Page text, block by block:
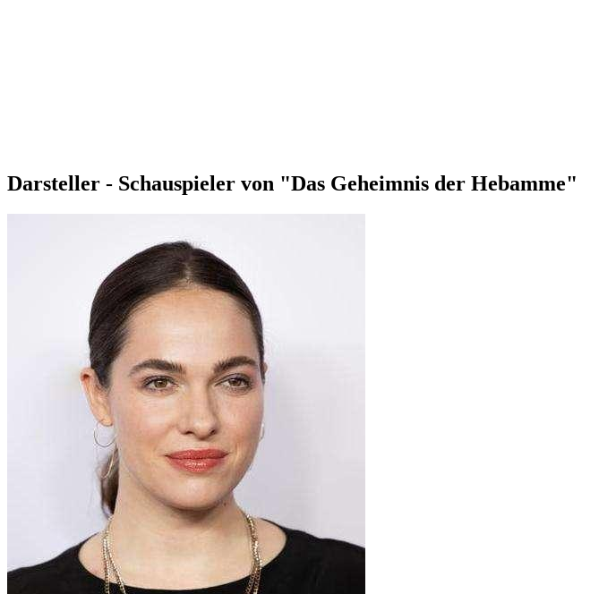
Darsteller - Schauspieler von "Das Geheimnis der Hebamme"